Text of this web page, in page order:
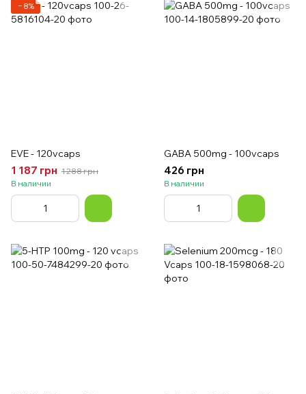
−8%
EVE - 120vcaps
1 187 грн 1 288 грн
В наличии
GABA 500mg - 100vcaps
426 грн
В наличии